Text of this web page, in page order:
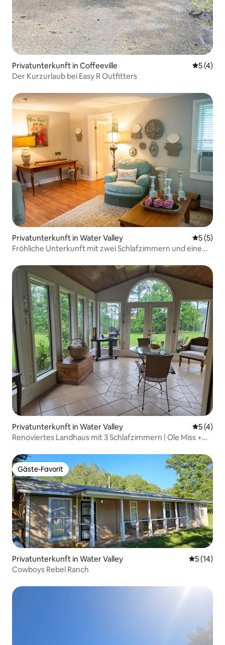
Privatunterkunft in Coffeeville
5 (4)
Der Kurzurlaub bei Easy R Outfitters
Privatunterkunft in Water Valley
5 (5)
Fröhliche Unterkunft mit zwei Schlafzimmern und einem
Privatunterkunft in Water Valley
5 (4)
Renoviertes Landhaus mit 3 Schlafzimmern | Ole Miss +
Gäste-Favorit
Gäste-Favorit
Privatunterkunft in Water Valley
5 (14)
Cowboys Rebel Ranch